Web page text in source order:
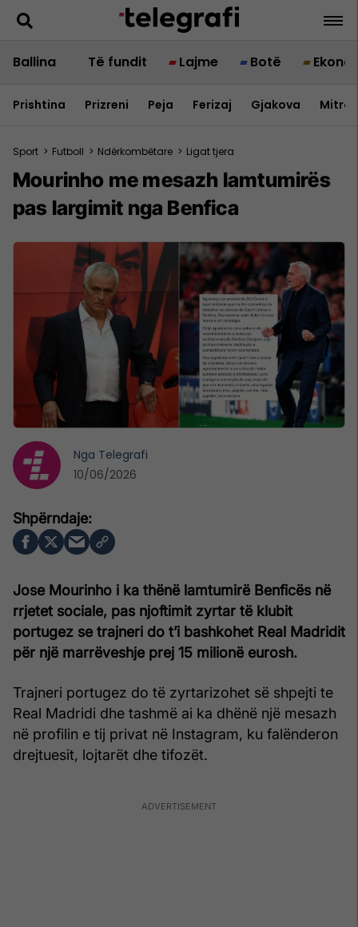
Ballina Të fundit Lajme Botë
Prishtina Prizreni Peja Ferizaj Gjakova
Sport > Futboll > Ndërkombëtare > Ligat tjera
Mourinho me mesazh lamtumirës
pas largimit nga Benfica
Jose Mourinho i ka thënë lamtumirë Benficës në
rrjetet sociale, pas njoftimit zyrtar të klubit
portugez se trajneri do t’i bashkohet Real Madridit
për një marrëveshje prej 15 milionë eurosh.
Trajneri portugez do të zyrtarizohet së shpejti te
Real Madridi dhe tashmë ai ka dhënë një mesazh
në profilin e tij privat në Instagram, ku falënderon
drejtuesit, lojtarët dhe tifozët.
Nga Telegrafi
10/06/2026